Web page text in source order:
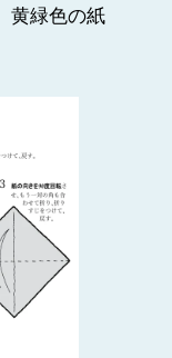
黄緑色の紙